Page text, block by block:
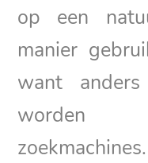
op een
manier
want
worden
zoekmachines.